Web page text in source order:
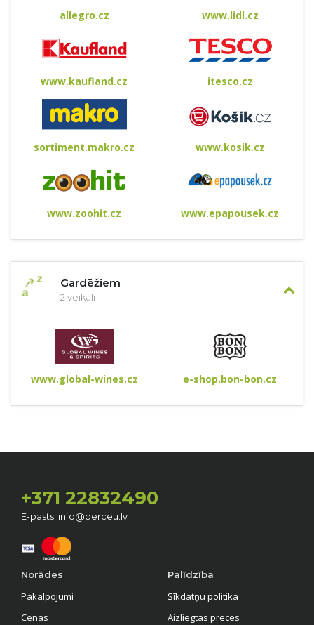
allegro.cz www.lidl.cz
www.kaufland.cz itesco.cz
sortiment.makro.cz www.kosik.cz
www.zoohit.cz www.epapousek.cz
Gardēžiem
2 veikali
www.global-wines.cz e-shop.bon-bon.cz
+371 22832490
E-pasts: info@perceu.lv
Norādes
Pakalpojumi
Cenas
Palīdzība
Sīkdatņu politika
Aizliegtas preces